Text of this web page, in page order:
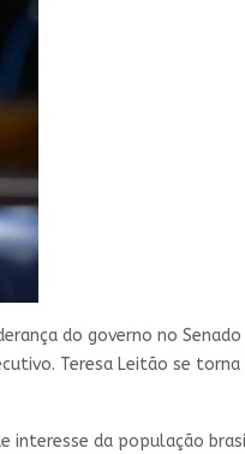
do governo no Senado
Teresa Leitão se
interesse da população